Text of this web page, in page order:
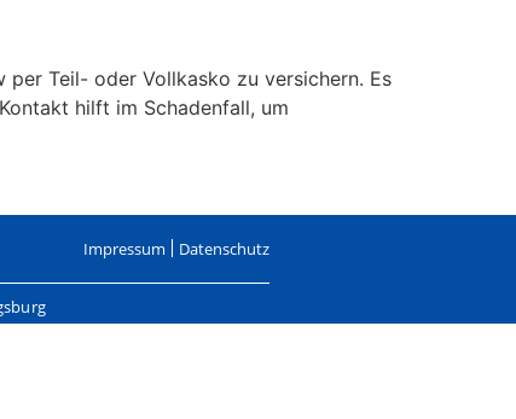
per Teil- oder Vollkasko zu versichern. Es
hilft im Schadenfall, um
Impressum Datenschutz